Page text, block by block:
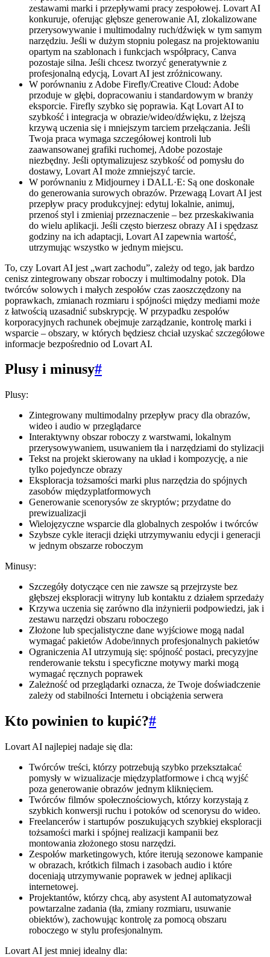
zestawami marki i przepływami pracy zespołowej. Lovart AI
konkuruje, oferując głębsze generowanie AI, zlokalizowane
przerysowywanie i multimodalny ruch/dźwięk w tym samym
narzędziu. Jeśli w dużym stopniu polegasz na projektowaniu
opartym na szablonach i funkcjach współpracy, Canva
pozostaje silna. Jeśli chcesz tworzyć generatywnie z
profesjonalną edycją, Lovart AI jest zróżnicowany.
W porównaniu z Adobe Firefly/Creative Cloud: Adobe
przoduje w głębi, dopracowaniu i standardowym w branży
eksporcie. Firefly szybko się poprawia. Kąt Lovart AI to
szybkość i integracja w obrazie/wideo/dźwięku, z lżejszą
krzywą uczenia się i mniejszym tarciem przełączania. Jeśli
Twoja praca wymaga szczegółowej kontroli lub
zaawansowanej grafiki ruchomej, Adobe pozostaje
niezbędny. Jeśli optymalizujesz szybkość od pomysłu do
dostawy, Lovart AI może zmniejszyć tarcie.
W porównaniu z Midjourney i DALL·E: Są one doskonałe
do generowania surowych obrazów. Przewagą Lovart AI jest
przepływ pracy produkcyjnej: edytuj lokalnie, animuj,
przenoś styl i zmieniaj przeznaczenie – bez przeskakiwania
do wielu aplikacji. Jeśli często bierzesz obrazy AI i spędzasz
godziny na ich adaptacji, Lovart AI zapewnia wartość,
utrzymując wszystko w jednym miejscu.
To, czy Lovart AI jest „wart zachodu”, zależy od tego, jak bardzo
cenisz zintegrowany obszar roboczy i multimodalny potok. Dla
twórców solowych i małych zespołów czas zaoszczędzony na
poprawkach, zmianach rozmiaru i spójności między mediami może
z łatwością uzasadnić subskrypcję. W przypadku zespołów
korporacyjnych rachunek obejmuje zarządzanie, kontrolę marki i
wsparcie – obszary, w których będziesz chciał uzyskać szczegółowe
informacje bezpośrednio od Lovart AI.
Plusy i minusy#
Plusy:
Zintegrowany multimodalny przepływ pracy dla obrazów,
wideo i audio w przeglądarce
Interaktywny obszar roboczy z warstwami, lokalnym
przerysowywaniem, usuwaniem tła i narzędziami do stylizacji
Tekst na projekt skierowany na układ i kompozycję, a nie
tylko pojedyncze obrazy
Eksploracja tożsamości marki plus narzędzia do spójnych
zasobów międzyplatformowych
Generowanie scenorysów ze skryptów; przydatne do
prewizualizacji
Wielojęzyczne wsparcie dla globalnych zespołów i twórców
Szybsze cykle iteracji dzięki utrzymywaniu edycji i generacji
w jednym obszarze roboczym
Minusy:
Szczegóły dotyczące cen nie zawsze są przejrzyste bez
głębszej eksploracji witryny lub kontaktu z działem sprzedaży
Krzywa uczenia się zarówno dla inżynierii podpowiedzi, jak i
zestawu narzędzi obszaru roboczego
Złożone lub specjalistyczne dane wyjściowe mogą nadal
wymagać pakietów Adobe/innych profesjonalnych pakietów
Ograniczenia AI utrzymują się: spójność postaci, precyzyjne
renderowanie tekstu i specyficzne motywy marki mogą
wymagać ręcznych poprawek
Zależność od przeglądarki oznacza, że Twoje doświadczenie
zależy od stabilności Internetu i obciążenia serwera
Kto powinien to kupić?#
Lovart AI najlepiej nadaje się dla:
Twórców treści, którzy potrzebują szybko przekształcać
pomysły w wizualizacje międzyplatformowe i chcą wyjść
poza generowanie obrazów jednym kliknięciem.
Twórców filmów społecznościowych, którzy korzystają z
szybkich konwersji ruchu i potoków od scenorysu do wideo.
Freelancerów i startupów poszukujących szybkiej eksploracji
tożsamości marki i spójnej realizacji kampanii bez
montowania złożonego stosu narzędzi.
Zespołów marketingowych, które iterują sezonowe kampanie
w obrazach, krótkich filmach i zasobach audio i które
doceniają utrzymywanie poprawek w jednej aplikacji
internetowej.
Projektantów, którzy chcą, aby asystent AI automatyzował
powtarzalne zadania (tła, zmiany rozmiaru, usuwanie
obiektów), zachowując kontrolę za pomocą obszaru
roboczego w stylu profesjonalnym.
Lovart AI jest mniej idealny dla: